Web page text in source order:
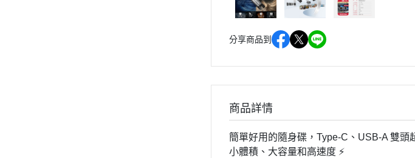
分享商品到
商品詳情
簡單好用的隨身碟，Type-C、USB-A 雙頭
小體積、大容量和高速度 ⚡